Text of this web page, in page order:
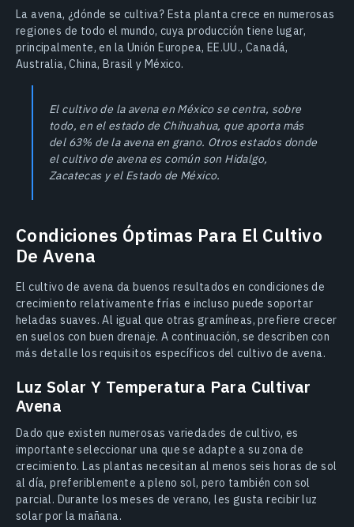
La avena, ¿dónde se cultiva? Esta planta crece en numerosas
regiones de todo el mundo, cuya producción tiene lugar,
principalmente, en la Unión Europea, EE.UU., Canadá,
Australia, China, Brasil y México.
El cultivo de la avena en México se centra, sobre
todo, en el estado de Chihuahua, que aporta más
del 63% de la avena en grano. Otros estados donde
el cultivo de avena es común son Hidalgo,
Zacatecas y el Estado de México.
Condiciones Óptimas Para El Cultivo
De Avena
El cultivo de avena da buenos resultados en condiciones de
crecimiento relativamente frías e incluso puede soportar
heladas suaves. Al igual que otras gramíneas, prefiere crecer
en suelos con buen drenaje. A continuación, se describen con
más detalle los requisitos específicos del cultivo de avena.
Luz Solar Y Temperatura Para Cultivar
Avena
Dado que existen numerosas variedades de cultivo, es
importante seleccionar una que se adapte a su zona de
crecimiento. Las plantas necesitan al menos seis horas de sol
al día, preferiblemente a pleno sol, pero también con sol
parcial. Durante los meses de verano, les gusta recibir luz
solar por la mañana.